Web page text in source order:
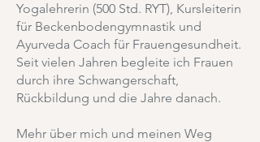
Yogalehrerin (500 Std. RYT), Kursleiterin
für Beckenbodengymnastik und
Ayurveda Coach für Frauengesundheit.
Seit vielen Jahren begleite ich Frauen
durch ihre Schwangerschaft,
Rückbildung und die Jahre danach.
Mehr über mich und meinen Weg